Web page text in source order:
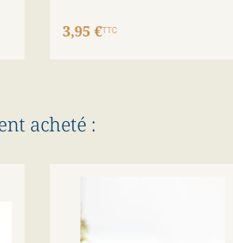
3,95 €TTC
acheté :